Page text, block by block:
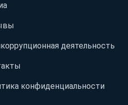
деятельность
конфиденциальности